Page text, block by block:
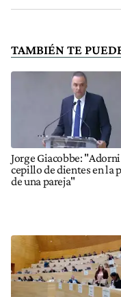
TAMBIÉN TE
Jorge Giacobbe: "Adorni
cepillo de dientes en la
de una pareja"